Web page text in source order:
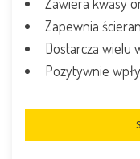
Zapewnia
Dostarcza wielu
Pozytywnie